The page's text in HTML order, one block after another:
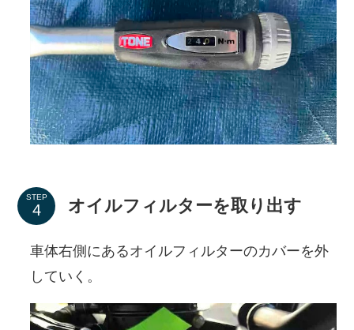
STEP オイルフィルターを取り出す
車体右側にあるオイルフィルターのカバーを外
していく。